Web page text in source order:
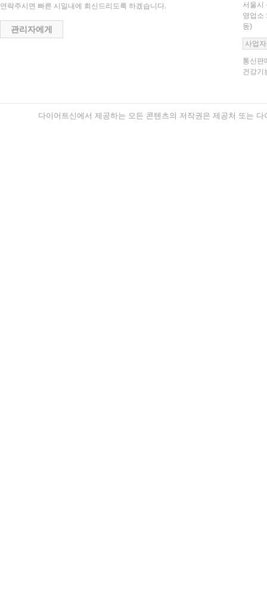
연락주시면 빠른 시일내에 회신드리도록 하겠습니다.
관리자에게
서울시
영업소
동)
사업
통신판
건강기
다이어트신에서 제공하는 모든 콘텐츠의 저작권은 제공처 또는